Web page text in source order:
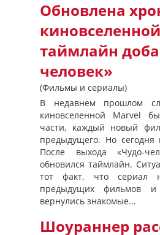
Обновлена
таймлайн
человек»
(Фильмы и сериалы)
В недавнем прошлом
киновселенной Marvel
части, каждый новый
предыдущего. Но сегодня
После выхода «Чудо-
обновился таймлайн.
тот факт, что сериал
предыдущих фильмов
вернулись знакомые...
Шоураннер